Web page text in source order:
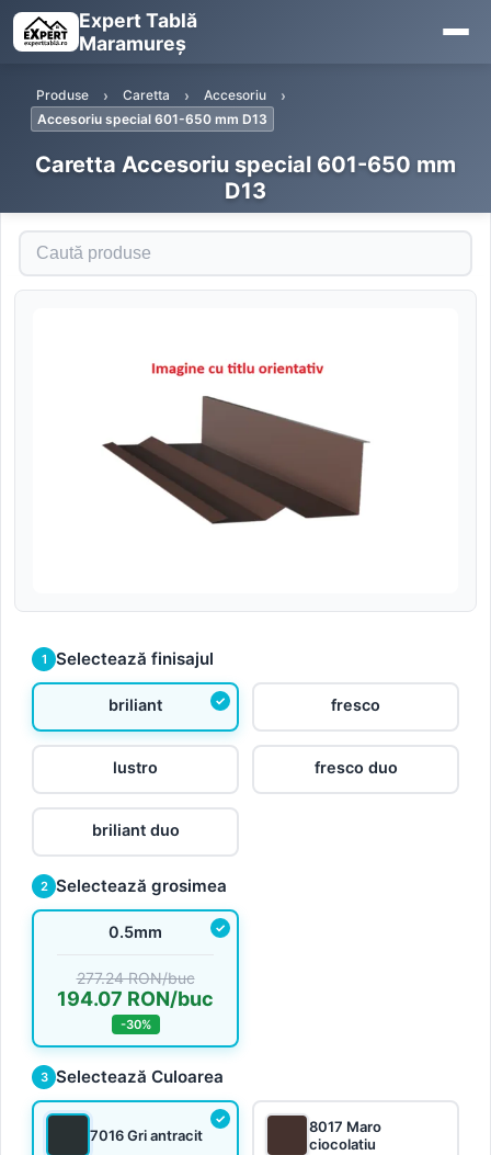
Expert Tablă
Maramureș
Produse Caretta
Accesoriu
Accesoriu special 601-650 mm D13
Caretta Accesoriu special 601-650 mm
D13
Caută produse
1 Selectează finisajul
briliant fresco
lustro fresco duo
briliant duo
2 Selectează grosimea
0.5mm
277.24 RON/buc
194.07 RON/buc
-30%
3 Selectează Culoarea
7016 Gri antracit
8017 Maro
ciocolatiu